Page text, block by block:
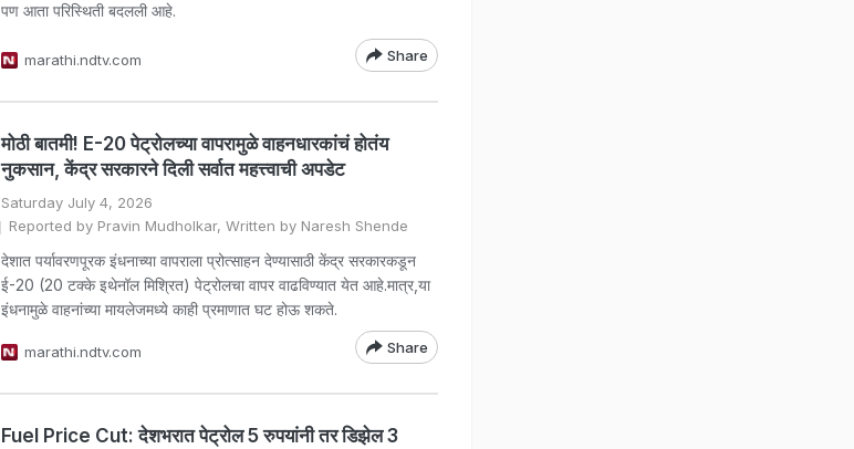
पण आता परिस्थिती बदलली आहे.
marathi.ndtv.com Share
मोठी बातमी! E-20 पेट्रोलच्या वापरामुळे वाहनधारकांचं होतंय
नुकसान, केंद्र सरकारने दिली सर्वात महत्त्वाची अपडेट
Saturday July 4, 2026
Reported by Pravin Mudholkar, Written by Naresh Shende
देशात पर्यावरणपूरक इंधनाच्या वापराला प्रोत्साहन देण्यासाठी केंद्र सरकारकडून
ई-20 (20 टक्के इथेनॉल मिश्रित) पेट्रोलचा वापर वाढविण्यात येत आहे.मात्र,या
इंधनामुळे वाहनांच्या मायलेजमध्ये काही प्रमाणात घट होऊ शकते.
marathi.ndtv.com Share
Fuel Price Cut: देशभरात पेट्रोल 5 रुपयांनी तर डिझेल 3